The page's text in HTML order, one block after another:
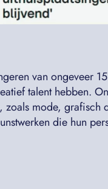
van ongeveer
talent hebben.
zoals mode, grafisch
die hun